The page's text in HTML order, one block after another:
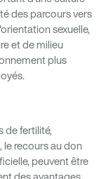
des parcours vers
sexuelle,
et de milieu
plus
de fertilité,
le recours au don
peuvent être